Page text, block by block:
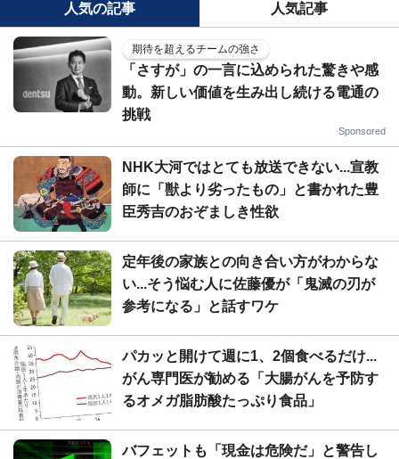
人気の記事 人気記事
期待を超えるチームの強さ
「さすが」の一言に込められた驚きや感
動。新しい価値を生み出し続ける電通の
挑戦
Sponsored
NHK大河ではとても放送できない...宣教
師に「獣より劣ったもの」と書かれた豊
臣秀吉のおぞましき性欲
定年後の家族との向き合い方がわからな
い...そう悩む人に佐藤優が「鬼滅の刃が
参考になる」と話すワケ
パカッと開けて週に1、2個食べるだけ...
がん専門医が勧める「大腸がんを予防す
るオメガ脂肪酸たっぷり食品」
バフェットも「現金は危険だ」と警告し